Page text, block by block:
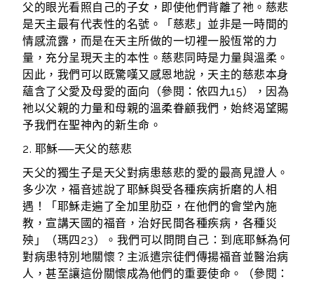
父的眼光看照自己的子女，即使他們背離了祂。慈悲
是天主最有代表性的名號。「慈悲」並非是一時間的
情感流露，而是在天主所做的一切裡一股恆常的力
量，充分呈現天主的本性。慈悲同時是力量與溫柔。
因此，我們可以既驚嘆又感恩地說，天主的慈悲本身
蘊含了父愛及母愛的面向（參閱：依四九15），因為
祂以父親的力量和母親的溫柔眷顧我們，始終渴望賜
予我們在聖神內的新生命。
2. 耶穌──天父的慈悲
天父的獨生子是天父對病患慈悲的愛的最高見證人。
多少次，福音述說了耶穌與受各種疾病折磨的人相
遇！「耶穌走遍了全加里肋亞，在他們的會堂內施
教，宣講天國的福音，治好民間各種疾病，各種災
殃」（瑪四23）。我們可以問問自己：到底耶穌為何
對病患特別地關懷？主派遣宗徒們傳揚福音並醫治病
人，甚至讓這份關懷成為他們的重要使命。（參閱：